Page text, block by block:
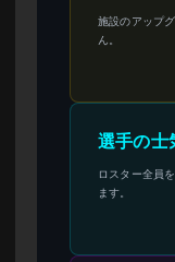
施設のアップ
ん。
選手の士
ロスター全員
ます。